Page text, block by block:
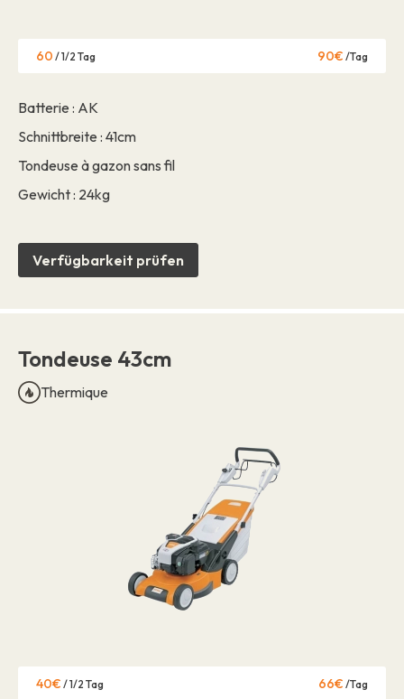
60 / 1/2 Tag 90€ /Tag
Batterie : AK
Schnittbreite : 41cm
Tondeuse à gazon sans fil
Gewicht : 24kg
Verfügbarkeit prüfen
Tondeuse 43cm
Thermique
40€ / 1/2 Tag 66€ /Tag